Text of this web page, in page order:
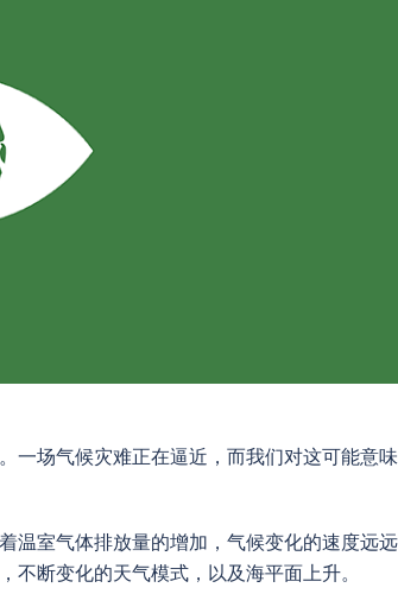
一场气候灾难正在逼近，而我们对这可能意味
温室气体排放量的增加，气候变化的速度远远
断变化的天气模式，以及海平面上升。